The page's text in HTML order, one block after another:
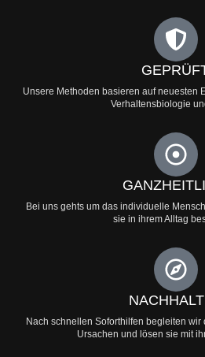
Unsere Methoden basieren auf neuesten
Verhaltensbiologie
Bei uns gehts um das individuelle
sie in ihrem Alltag
Nach schnellen Soforthilfen begleiten
Ursachen und lösen sie mit